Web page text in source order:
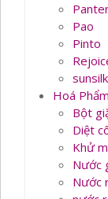
Pao
Pinto
sunsilk
Hoá Phẩm
Bột
Diệt
Khử
Nước
Nước